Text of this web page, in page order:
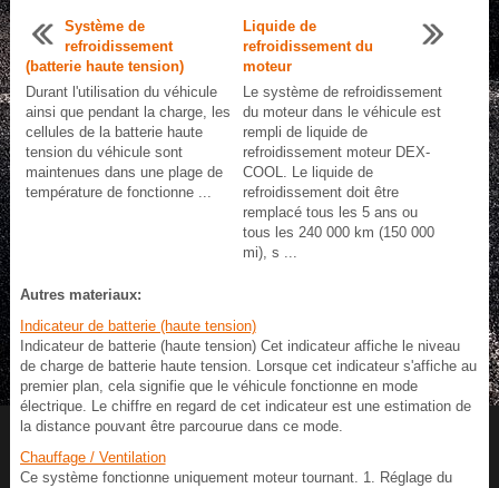
Système de
refroidissement
(batterie haute tension)
Durant l'utilisation du véhicule
ainsi que pendant la charge, les
cellules de la batterie haute
tension du véhicule sont
maintenues dans une plage de
température de fonctionne ...
Liquide de
refroidissement du
moteur
Le système de refroidissement
du moteur dans le véhicule est
rempli de liquide de
refroidissement moteur DEX-
COOL. Le liquide de
refroidissement doit être
remplacé tous les 5 ans ou
tous les 240 000 km (150 000
mi), s ...
Autres materiaux:
Indicateur de batterie (haute tension)
Indicateur de batterie (haute tension) Cet indicateur affiche le niveau
de charge de batterie haute tension. Lorsque cet indicateur s'affiche au
premier plan, cela signifie que le véhicule fonctionne en mode
électrique. Le chiffre en regard de cet indicateur est une estimation de
la distance pouvant être parcourue dans ce mode.
Chauffage / Ventilation
Ce système fonctionne uniquement moteur tournant. 1. Réglage du